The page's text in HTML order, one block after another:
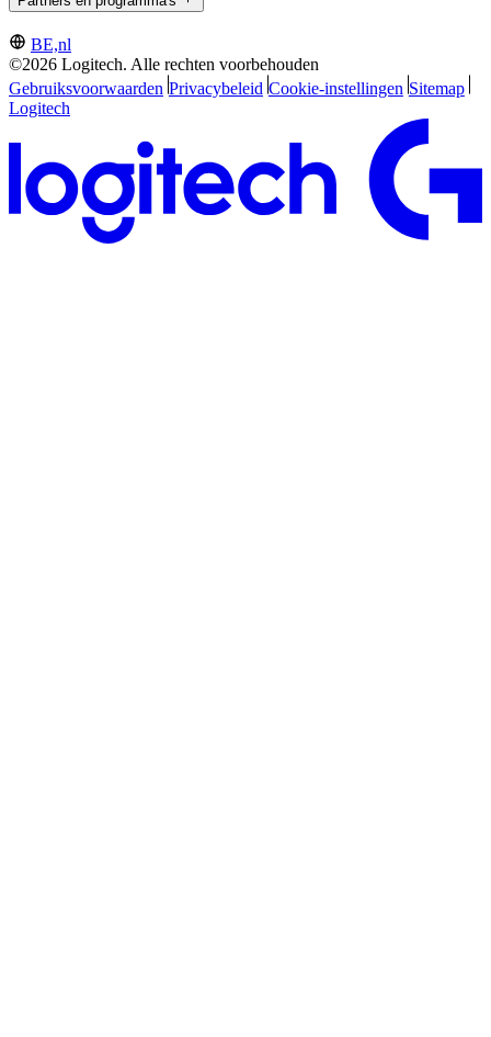
BE,nl
©2026 Logitech. Alle rechten voorbehouden
Gebruiksvoorwaarden Privacybeleid Cookie-instellingen Sitemap
Logitech